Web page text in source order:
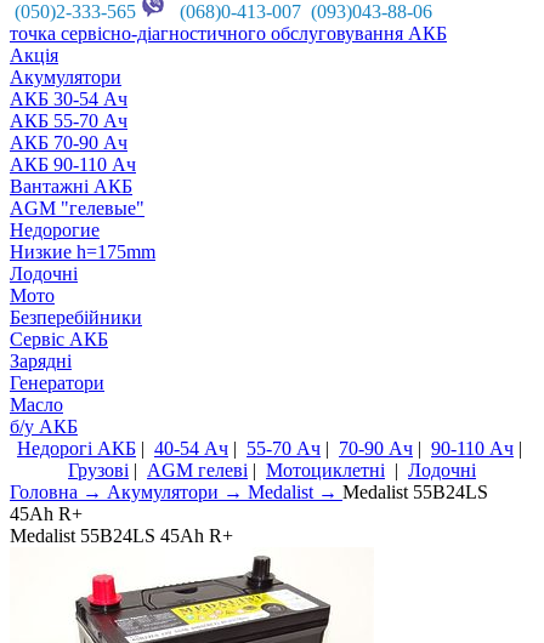
(050)2-333-565
(068)0-413-007 (093)043-88-06
точка сервісно-діагностичного обслуговування АКБ
Акцiя
Акумулятори
АКБ 30-54 Ач
АКБ 55-70 Ач
АКБ 70-90 Ач
АКБ 90-110 Ач
Вантажні АКБ
AGM "гелевые"
Недорогие
Низкие h=175mm
Лодочні
Мото
Безперебійники
Сервiс АКБ
Зарядні
Генератори
Масло
б/у АКБ
Недорогі АКБ | 40-54 Ач | 55-70 Ач | 70-90 Ач | 90-110 Ач |
Грузові | AGM гелеві | Мотоциклетні | Лодочні
Головна → Акумулятори → Medalist → Medalist 55B24LS
45Ah R+
Medalist 55B24LS 45Ah R+